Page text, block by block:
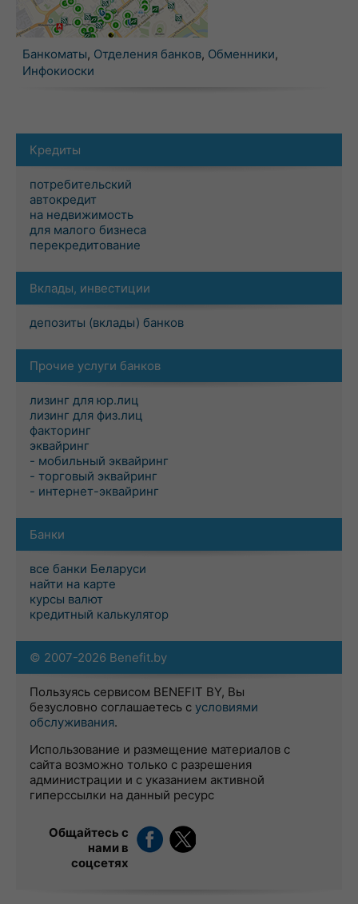
Банкоматы, Отделения банков, Обменники,
Инфокиоски
Кредиты
потребительский
автокредит
на недвижимость
для малого бизнеса
перекредитование
Вклады, инвестиции
депозиты (вклады) банков
Прочие услуги банков
лизинг для юр.лиц
лизинг для физ.лиц
факторинг
эквайринг
- мобильный эквайринг
- торговый эквайринг
- интернет-эквайринг
Банки
все банки Беларуси
найти на карте
курсы валют
кредитный калькулятор
© 2007-2026 Benefit.by
Пользуясь сервисом BENEFIT BY, Вы
безусловно соглашаетесь с условиями
обслуживания.
Использование и размещение материалов с
сайта возможно только с разрешения
администрации и с указанием активной
гиперссылки на данный ресурс
Общайтесь с
нами в
соцсетях